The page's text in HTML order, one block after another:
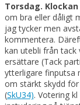
Torsdag. Klockan
om bra eller dåligt
jag tycker men
kommentera.
kan utebli från tack
ersättare (Tack
ytterligare finputsa
om stärkt skydd
(SkU34). Votering